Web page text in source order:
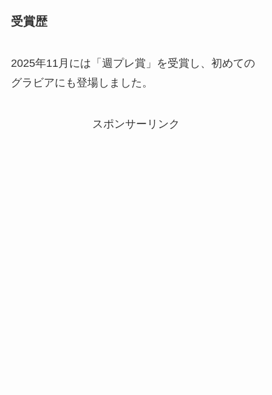
受賞歴
2025年11月には「週プレ賞」を受賞し、初めての
グラビアにも登場しました。
スポンサーリンク